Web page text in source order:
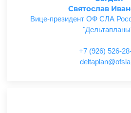
Святослав
Вице-президент ОФ СЛА
+7 (926) 526-